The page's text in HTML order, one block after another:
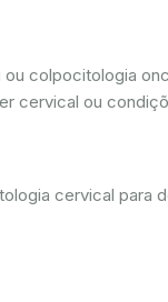
colpocitologia
cervical ou
cervical